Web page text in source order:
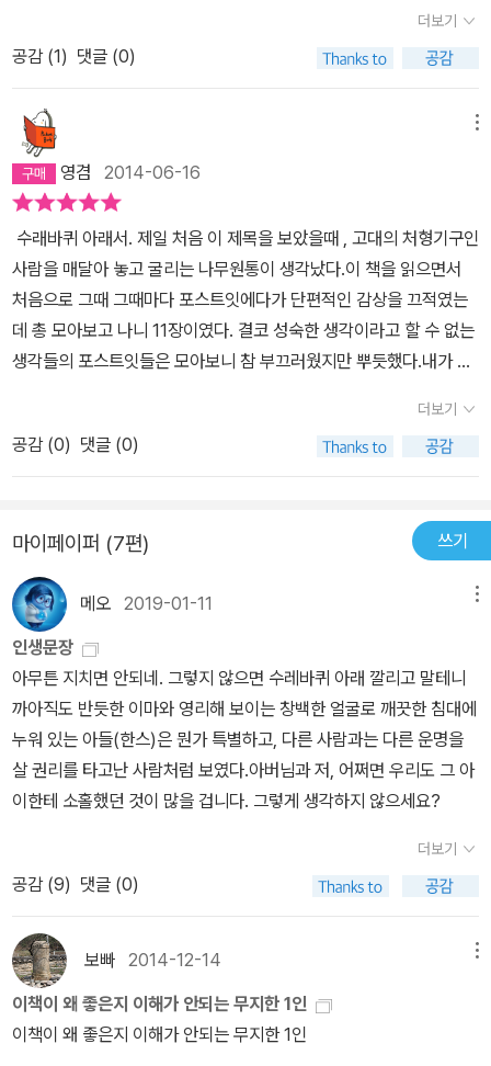
다. 그는 한스와는 반대로 천재형이었고, 생각과 행동이 모두 자유분
방하고 활달했습니다. 특히, 그는 신학교의 획일적이고 이론만 반복
하는 교육방식을 못 견뎌 합니다. '수업시간에 겨우 두 줄을 읽고 한
자 한 자 되새기고 구역질이 날 때까지 자세히 살펴보지. 하지만 마지
막에는 언제나 이렇게 말한다니까. '이 시인이 얼마나 섬세하게 표현
했는지 보았지요. 여러분은 시작(詩作)의 비밀을 들여다본 것입니
다!' 흥, 그건 불변화사와 동사과거형에 숨이 막혀 죽지 않도록 소스를
쪽뿌려놓은 것에 불과하다고. 그런 식이라면 난 호메로스에 아무 흥
미도 느낄 수 없어. 대체 고대 그리스의 잡동사니가 우리와 무슨 상관
이 있지? 우리 중에 누가 그리스식으로 살려고 시도만 해도 당장 쫓
겨날걸.' 87쪽 한스가 갖고 있는 걱정과 소원이 그에게는 아예 없었
다. 하일너는 그만의 생각과 말을 가지고 있었고, 남들보다 더 뜨겁고
자신의 영혼을 시로 표현하고, 상상으로 고유한 허구의 삶을 만들어
스가 1년 동안 할 농담을 매일같이 했다. 그는 우울했지만 자신의 슬
픔조차 이국의 진기하고 귀중한 보물처럼 즐기는 것 같았다. 88쪽
이런 생각을 가진 하일너와 가까워지면서 한스도 거기에 대해 생각해
보지만, 그는 시험에서 좋은 성적을 내고 주목받는 것을 더 꿈꿨기 때
문에 하일너와 함께한 시간만큼 더 열심히 공부합니다. 그러나 룸메
이트 중 한 명인 힌딩거가 연못에 빠져 죽는 사건이 발생하자, 한스에
게 하일너의 존재가 얼마나 소중한지 깨닫게 됩니다. 예전보다 더 하
일너와 가까워지면서 한스의 성적은 점점 더 떨어지고, 모범생에서
문제아로 낙인 찍히고 맙니다. 그러다가 하일너가 퇴학을 당하는 사
건이 발생하고, 그 또한 신경쇠약에 걸려 학업을 중단하고 고향으로
한스는 날마다 밤늦게까지 공부해야 했을까? 왜 그의 토끼를 빼앗고,
왜 라틴어 학교에서 동급생들을 일부러 멀리하게 만들고, 왜 낚시를
금지하고, 왜 어슬렁거리며 거리를 돌아다니지 못하게 하고, 왜 하찮
고 소모적인 명예욕을 추구하겠다는 공허하고 세속적인 이상을 그에
게 심어주었을까? 왜 시험이 끝나고 힘들게 얻은 방학 때조차 푹 쉬
게 하지 않았을까? 141쪽 고향으로 돌아온 한스는 건강을 회복하기
위해 산책 등을 하면서 쉽니다. 때마침 '곤경과 고독 속에서 다른 유령
크게 흔들리게 만드는 친구를 만나게 된다. 헤르만 하일너는 자유로
운 영혼을 가진, 시를 쓰고 자신의 생각을 거침없이 주장하는 어떻게
보면 '행동적인' 아이이다. 그를 만나면서 한스는 새롭고 자유로운 세
상에 눈을 뜨게 되고 하일너와 비슷하게 행동하게 된다. 사실 나는 여
기서 어른들이 말하는 '바른 아이'에 멀어져 가는 한스를 보며 안타까
워 햇다. '아.. 저런 아이와 어울리면 크게 힘들텐데.....' ' 그냥 그대로
다녔다면 성공한 삶을 살수 있엇을텐데...'하면서 생각하다가, 순간 아
차 싶었다. 나는 지금 22살의 (아직은 학생이지만) 어른인데 나는 '어
른의 시선'으로 한스를 보고 있었던 것이다. 순간 허탈해졌다. 나름 정
당하고 바르게 생각하고 살아왔다고 생각했는데 나도 모르는 사이에
어른들의 세상에 물들어 있었던 것이다. 그러고는 나는 다시 마음을
고쳐먹고 최대한 '한스'와 같은 감수성 여린 사춘기 청소년 그떄로 돌
아가 책을 읽어나가기 시작했다. 하일너가 퇴학당한 후 한스는 이도
저도 기대지 못한채 교사들과 교장의 냉대에 위축되기 시작한다. 있
고 한스는 이미 상처난 마음을 치유할수 없엇다. 어릴때 자연속에서
지내던 추억은 순간순간 한스에게 도피처만 제공할뿐 현실로 돌아온
한스는 다친 영혼을 치료할수 없엇다. 그러다 에마를 만나게 되는데,
첫 사랑의 감정을 느꼈던 한스는 적응하지 못한채 이리저리 도망치지
만 에마는 떠나게 되고, 자신을 진지하게 생각하지 않았던걸 알게된
한스는 첫사랑의 아릿한 후유증을 앓게 된다. 육체적으로도 정신적으
로도 마음으로도 황폐해져가는 한스는 금속기술자 수습공으로 들어
가게 되는데 그 첫날, 노동의 즐거움과 동료들의 활기참으로 다시 한
번 생기를 되찾는가 싶기도 하다. 하지만 그는 결국 자신의 친구와 동
료들과의 술자리 이후 강가에서 싸늘한 시체로 발견된다. 그가 자살
한다. 주인공 한스가 스러져간 곳은 독일 20세기 초 교육현장을 이야
나라의 청소년들은 자신의 자아를 제대로 찾지도 못한체 사회의 강요
에 의해 정해진 교육을 받고 진로를 정하고 끊임없는 경쟁을 하게 된
다. 나도 이 숨막히는 경쟁사회를 살아왔고, 또 죽기 직전까지 살아가
야할 대한민국 성년이다. 개인이 아무리 발버둥쳐도 사회에 부딪히
더보기
공감 (1) 댓글 (0)
영겸 2014-06-16
​​수래바퀴 아래서. 제일 처음 이 제목을 보았을때 , 고대의 처형기구인
사람을 매달아 놓고 굴리는 나무원통이 생각났다.​이 책을 읽으면서
처음으로 그때 그때마다 포스트잇에다가 단편적인 감상을 끄적였는
데 총 모아보고 나니 11장이였다. 결코 성숙한 생각이라고 할 수 없는
생각들의 포스트잇들은 모아보니 참 부끄러웠지만 뿌듯했다.​​​내가 이
단언컨데 하일너 헤르만이였다. ​거의 모든사람이 그렇게 느낄지 모르
겠지만 하일너를 보며 나는 몹시 부끄러웠고 , 그가 어리석은 짓을 저
지를 때마다 자명한 결과라는 생각이 들었다. 그것은 하일너라는 인
인물자체가 적지않게 발현되는 청소년기의 학생이 보이는 대표적인
양상 중 하나여서 인걸까, ​이 책을 읽기 전의 나는 종종 이상한 고민에
시달렸고​ 가끔 주위 사람들을 가끔 참을 수 없이 혐오하여 나 자신 또
한 혐오하곤 했다. 내 안에는 고질적이라고 할 수있는 만성적인 우울
함과 슬픔이 존재했고 이것들을 선생님들과 몇몇 어른들은 내 일상을
방해하는 요소라고 말하는 것에 대해 나또한 이러한 우울함이 내게
하등 도움이 되지않는 다고 생각하고 떨쳐내려 했지만 사실은 떨쳐내
고 싶지않았다. 비가 오거나 하여 그 잔잔한 파도같이 조용히 내재되
어있던 우울함과 슬픔이 집채만한 파도로 변해 부드럽고 농밀하게 나
국은 나도 하일너처럼 나의 슬픔조차도 이국의 진기하고 귀중한 보물
처럼 즐기기도 했다 에 쓴웃음을 지을 수 밖에 없었다.​​​​01.​하일너는 한
스가 필요했기 때문에 그에게 매달렸다. 속마음을 털어놓을 수 있고
자기 말을 귀기울여 듣고 경탄해줄 사람이 필요했던 것이다. 그가 학
교와 인생에 대해 혁명적인 연설을 할때 깊은 관심을 갖고 조용히 들
어줄 사람이 필요했던 것이다. 또한 마음이 ​울적할 때 위로해주고 무
릎에 머리를 기댈 수 있는 사람이 필요했던 것이다. 그런 성격의 사람
더보기
공감 (0) 댓글 (0)
마이페이퍼 (7편) 쓰기
메오 2019-01-11
인생문장
아무튼 지치면 안되네. 그렇지 않으면 수레바퀴 아래 깔리고 말테니
까아직도 반듯한 이마와 영리해 보이는 창백한 얼굴로 깨끗한 침대에
누워 있는 아들(한스)은 뭔가 특별하고, 다른 사람과는 다른 운명을
살 권리를 타고난 사람처럼 보였다.아버님과 저, 어쩌면 우리도 그 아
이한테 소홀했던 것이 많을 겁니다. 그렇게 생각하지 않으세요?
더보기
공감 (9) 댓글 (0)
보빠 2014-12-14
이책이 왜 좋은지 이해가 안되는 무지한 1인
이책이 왜 좋은지 이해가 안되는 무지한 1인